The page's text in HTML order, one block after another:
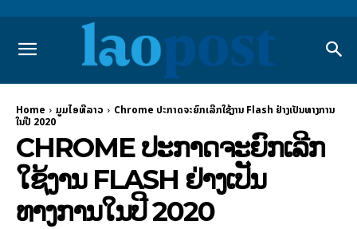
Home ມູມໄອທີລາວ
Chrome ປະກາດຈະຍົກເລີກໃຊ້ງານ Flash ຢ່າງເປັນທາງການ
ໃນປີ 2020
CHROME ປະກາດຈະຍົກເລີກ
ໃຊ້ງານ FLASH ຢ່າງເປັນ
ທາງການໃນປີ 2020